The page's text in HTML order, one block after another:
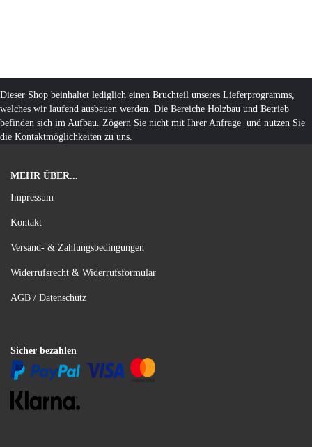
Dieser Shop beinhaltet lediglich einen Bruchteil unseres Lieferprogramms,
welches wir laufend ausbauen werden. Die Bereiche Holzbau und Betrieb
befinden sich im Aufbau. Zögern Sie nicht mit Ihrer Anfrage und nutzen Sie
die Kontaktmöglichkeiten zu uns.
MEHR ÜBER...
Impressum
Kontakt
Versand- & Zahlungsbedingungen
Widerrufsrecht & Widerrufsformular
AGB / Datenschutz
Sicher bezahlen